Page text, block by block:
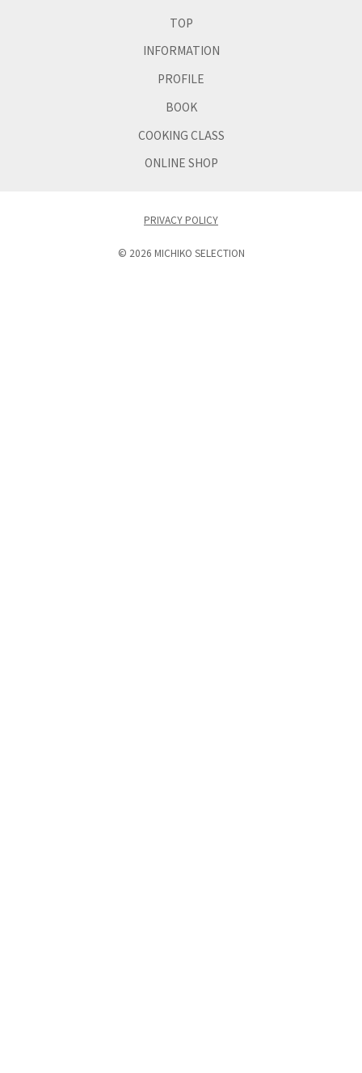
TOP
INFORMATION
PROFILE
BOOK
COOKING CLASS
ONLINE SHOP
PRIVACY POLICY
© 2026 MICHIKO SELECTION